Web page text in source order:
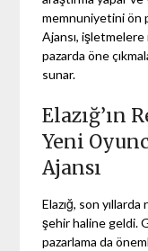
memnuniyetini ön
Ajansı,
pazarda öne
sunar.
Elazığ’ın
Yeni
Ajansı
Elazığ, son
şehir haline geldi.
pazarlama da